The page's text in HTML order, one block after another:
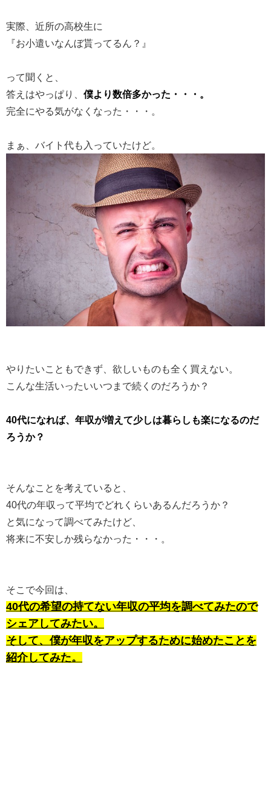
実際、近所の高校生に
『お小遣いなんぼ貰ってるん？』
って聞くと、
答えはやっぱり、 僕より数倍多かった・・・。
完全にやる気がなくなった・・・。
まぁ、バイト代も入っていたけど。
やりたいこともできず、欲しいものも全く買えない。
こんな生活いったいいつまで続くのだろうか？
40代になれば、年収が増えて少しは暮らしも楽になるのだ
ろうか？
そんなことを考えていると、
40代の年収って平均でどれくらいあるんだろうか？
と気になって調べてみたけど、
将来に不安しか残らなかった・・・。
そこで今回は、
40代の希望の持てない年収の平均を調べてみたので
シェアしてみたい。
そして、僕が年収をアップするために始めたことを
紹介してみた。